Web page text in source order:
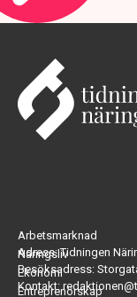
Adress: Tidningen
Besöksadress:
Kontakt:
Arbetsmarknad
Näringsliv
Ekonomi
Entreprenörskap